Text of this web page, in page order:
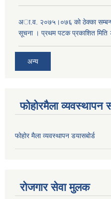
अा.व. २०७५।०७६ काे ठेक्का
सूचना । प्रथम पटक प्रकाशित
अन्य
फोहोरमैला व्यवस्थापन
फोहोर मैला व्यवस्थापन डयासबोर्ड
रोजगार सेवा मुलक